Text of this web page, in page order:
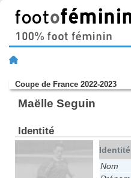
Coupe de France 2022-2023
Maëlle Seguin
Identité
Identité
Nom